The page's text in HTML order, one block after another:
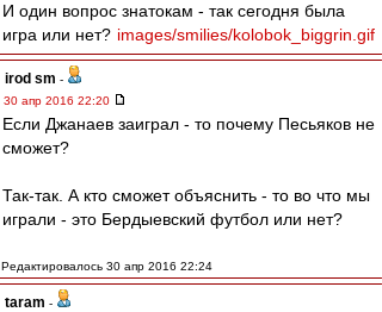
И один вопрос знатокам - так сегодня была
игра или нет? images/smilies/kolobok_biggrin.gif
irod sm -
30 апр 2016 22:20
Если Джанаев заиграл - то почему Песьяков не
сможет?
Так-так. А кто сможет объяснить - то во что мы
играли - это Бердыевский футбол или нет?
Редактировалось 30 апр 2016 22:24
taram -